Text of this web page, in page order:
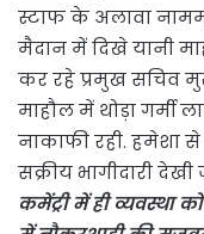
स्टाफ के अलावा
मैदान में दिखे यानी
कर रहे प्रमुख सचिव
माहौल में थोड़ा गर्मी
नाकाफी रही. हमेशा
सक्रीय भागीदारी देखी
कमेंट्री में ही व्यवस्था